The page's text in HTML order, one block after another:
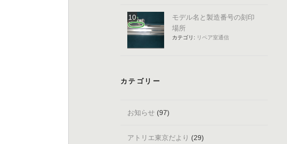
モデル名と製造番号の刻印
場所
カテゴリ: リペア室通信
カテゴリー
お知らせ (97)
アトリエ東京だより (29)